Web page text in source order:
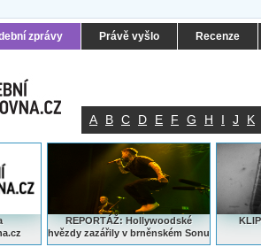
zprávy Právě vyšlo Recenze
A B C D E F G H I J K
REPORTÁŽ: Hollywoodské
hvězdy zazářily v brněnském Sonu